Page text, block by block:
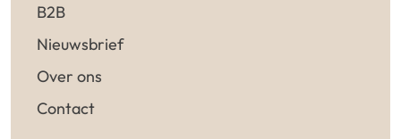
B2B
Nieuwsbrief
Over ons
Contact